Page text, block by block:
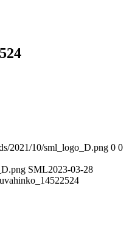
2021/10/sml_logo_D.png 0 0
SML2023-03-28